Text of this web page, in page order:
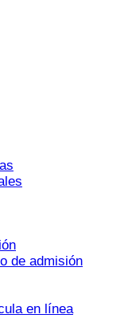
de admisión
en línea